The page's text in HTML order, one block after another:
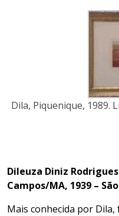
Dila, Piquenique, 1989.
Dileuza Diniz
Campos/MA, 1939 –
Mais conhecida por